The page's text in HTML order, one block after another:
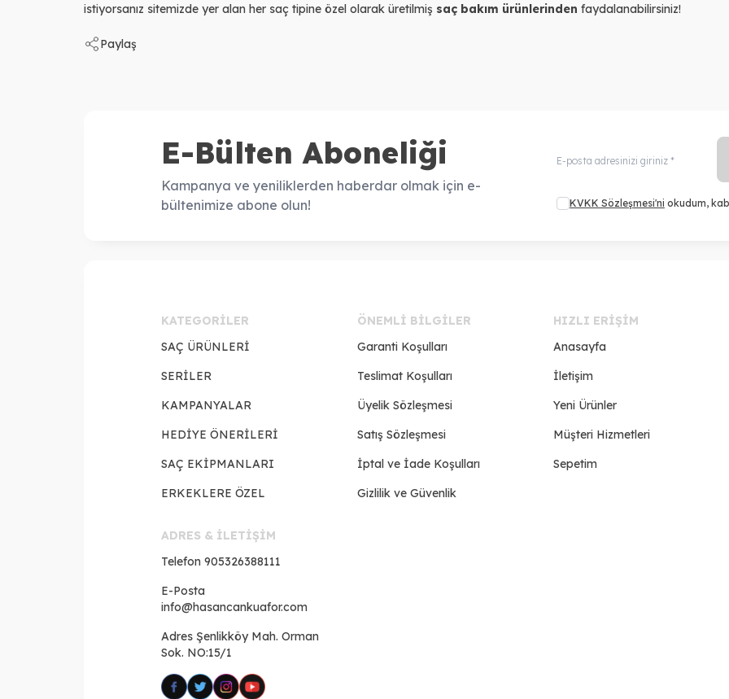
istiyorsanız sitemizde yer alan her saç tipine özel olarak üretilmiş saç bakım ürünlerinden faydalanabilirsiniz!
Paylaş
E-Bülten Aboneliği
Kampanya ve yeniliklerden haberdar olmak için e-
bültenimize abone olun!
KVKK Sözleşmesi'ni okudum,
KATEGORILER
SAÇ ÜRÜNLERİ
SERİLER
KAMPANYALAR
HEDİYE ÖNERİLERİ
SAÇ EKİPMANLARI
ERKEKLERE ÖZEL
ÖNEMLI BILGILER
Garanti Koşulları
Teslimat Koşulları
Üyelik Sözleşmesi
Satış Sözleşmesi
İptal ve İade Koşulları
Gizlilik ve Güvenlik
HIZLI ERIŞIM
Anasayfa
İletişim
Yeni Ürünler
Müşteri Hizmetleri
Sepetim
ADRES & İLETİŞİM
Telefon 905326388111
E-Posta
info@hasancankuafor.com
Adres Şenlikköy Mah. Orman
Sok. NO:15/1